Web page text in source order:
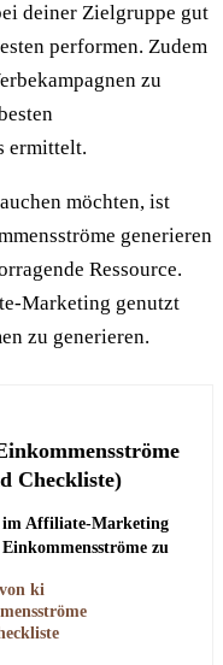
deiner Zielgruppe gut
performen. Zudem
zu
ermittelt.
möchten, ist
generieren
Ressource.
Marketing genutzt
zu generieren.
Checkliste)
im Affiliate-Marketing
zu
ki